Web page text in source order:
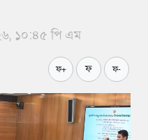
১০:৪৫ পি এম
ফ+ ফ ফ-